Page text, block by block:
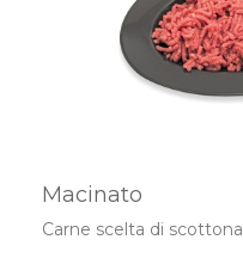
Macinato
Carne scelta di scottona